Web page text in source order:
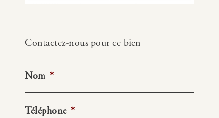
Contactez-nous pour ce bien
Nom *
Téléphone *